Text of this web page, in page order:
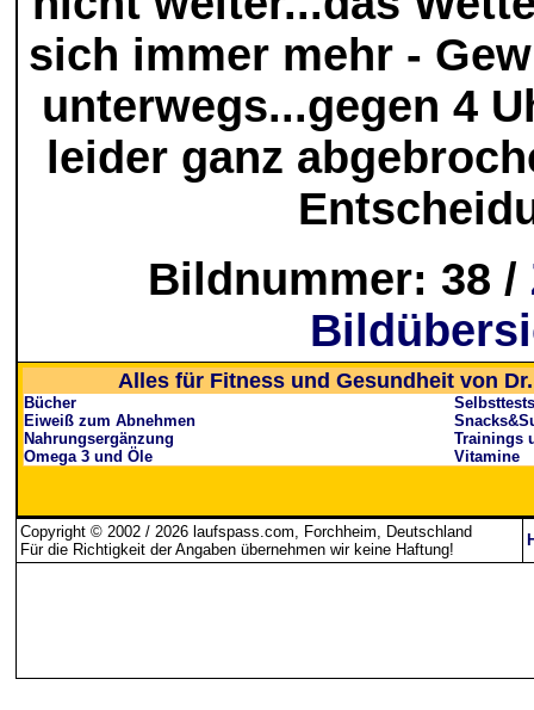
sich immer mehr -
unterwegs...gegen 4
leider ganz
Bildnummer: 38 /
Alles für Fitness und Gesundheit von
Bücher
Eiweiß zum Abnehmen
Nahrungsergänzung
Omega 3 und Öle
Selbsttests
Trainings
Vitamine
Copyright © 2002 / 2026 laufspass.com, Forchheim, Deutschland
Für die Richtigkeit der Angaben übernehmen wir keine Haftung!